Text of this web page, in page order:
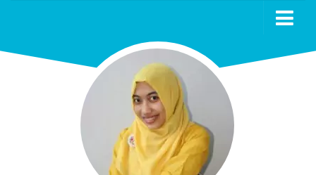
Bahasa Indonesia
Bahasa Inggris
Matematika